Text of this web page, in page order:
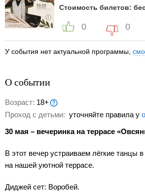
Стоимость билетов:
0 0
У события нет актуальной программы,
О событии
Возраст: 18+
Проход с детьми: уточняйте правила у
30 мая – вечеринка на террасе
В этот вечер устраиваем лёгкие танцы
на нашей уютной террасе.
Диджей сет: Воробей.